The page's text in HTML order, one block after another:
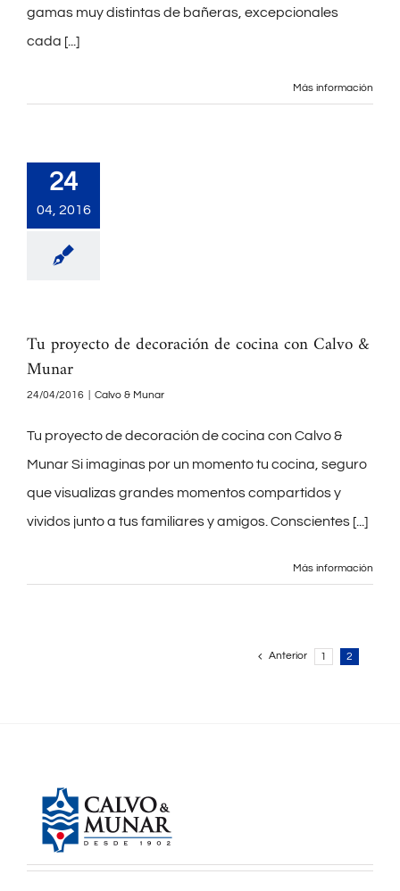
gamas muy distintas de bañeras, excepcionales
cada [...]
Más información
24
04, 2016
Tu proyecto de decoración de cocina con Calvo &
Munar
24/04/2016 Calvo & Munar
Tu proyecto de decoración de cocina con Calvo &
Munar Si imaginas por un momento tu cocina, seguro
que visualizas grandes momentos compartidos y
vividos junto a tus familiares y amigos. Conscientes [...]
Más información
Anterior 1 2